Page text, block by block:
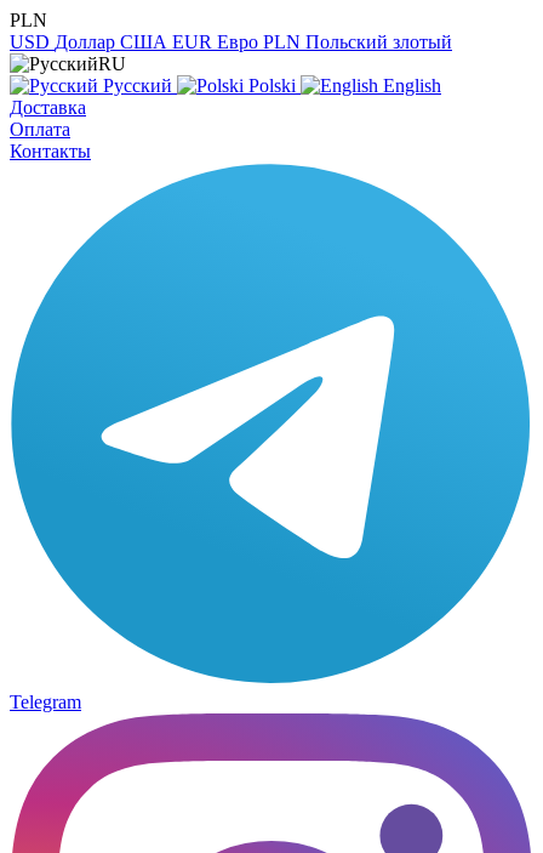
PLN
USD Доллар США EUR Евро PLN Польский злотый
RU
Русский
Polski
English
Доставка
Оплата
Контакты
Telegram